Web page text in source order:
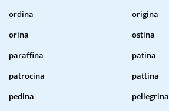
ordina
origina
orina
ostina
paraffina
patina
patrocina
pattina
pedina
pellegrina